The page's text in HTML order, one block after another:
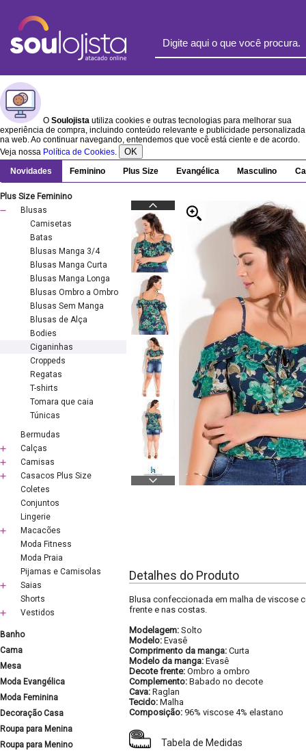
O Soulojista utiliza cookies e outras tecnologias para melhorar sua
experiência de compra, incluindo conteúdo relevante e publicidade personalizada
na web. Ao continuar navegando, entendemos que você está ciente e de acordo.
Veja nossa Política de Cookies. OK
Novidades Feminino Plus Size Evangélica Masculino
Plus Size Feminino
Blusas
Camisetas
Batas
Blusas Manga 3/4
Blusas Manga Curta
Blusas Manga Longa
Blusas Ombro a Ombro
Blusas Sem Manga
Blusas de Alça
Bodies
Ciganinhas
Croppeds
Regatas
T-shirts
Tomara que caia
Túnicas
Bermudas
Calças
Camisas
Casacos Plus Size
Coletes
Conjuntos
Lingerie
Macacões
Moda Fitness
Moda Praia
Pijamas e Camisolas
Saias
Shorts
Vestidos
Banho
Cama
Mesa
Moda Evangélica
Moda Feminina
Decoração Casa
Roupa para Menina
Roupa para Menino
Detalhes do Produto
Blusa confeccionada em malha de viscose
frente e nas costas.
Modelagem: Solto
Modelo: Evasê
Comprimento da manga: Curta
Modelo da manga: Evasê
Decote frente: Ombro a ombro
Complemento: Babado no decote
Cava: Raglan
Tecido: Malha
Composição: 96% viscose 4% elastano
Tabela de Medidas